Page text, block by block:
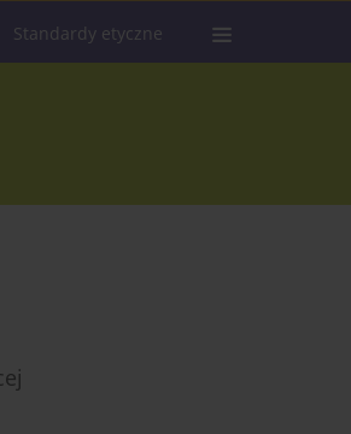
Standardy etyczne